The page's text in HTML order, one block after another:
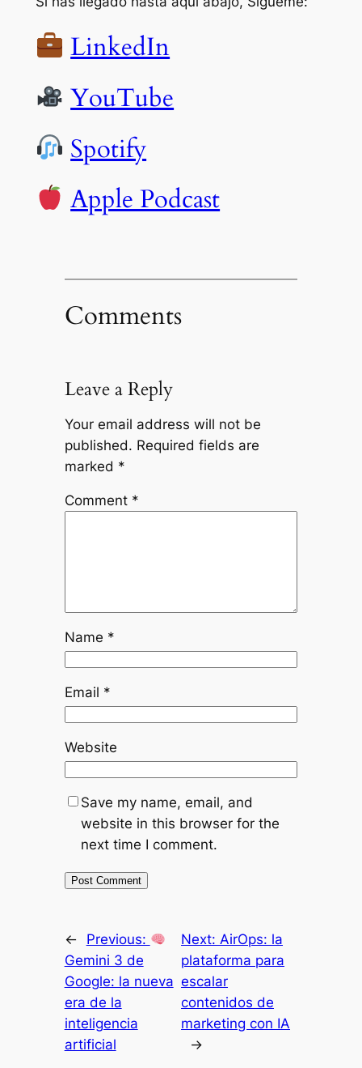
LinkedIn
YouTube
Spotify
Apple Podcast
Comments
Leave a Reply
Your email address will not be
published. Required fields are
marked *
Comment *
Name *
Email *
Website
Save my name, email, and
website in this browser for the
next time I comment.
←
Previous:
Gemini 3 de
Google: la nueva
era de la
inteligencia
artificial
Next:AirOps: la
plataforma para
escalar
contenidos de
marketing con IA
→